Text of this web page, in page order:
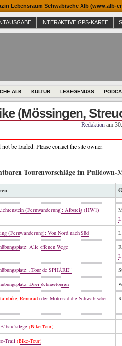
Lebensraum Schwäbische Alb (www.alb-
INTERAKTIVE GPS-KARTE
ALB KULTUR LESEGENUSS
(Mössingen,
Redaktion am
be loaded. Please contact the site owner.
Tourenvorschläge im Pulldown-
(Fernwanderung): Albsteig (HW1)
(Fernwanderung): Von Nord nach Süd
Alle offenen Wege
„Tour de SPHÄRE“
Drei Schneetouren
Rennrad oder Motorrad die Schwäbische
(Bike-Tour)
Trail (Bike-Tour)